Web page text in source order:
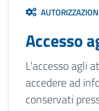
Accesso
L'accesso agli
accedere ad
conservati